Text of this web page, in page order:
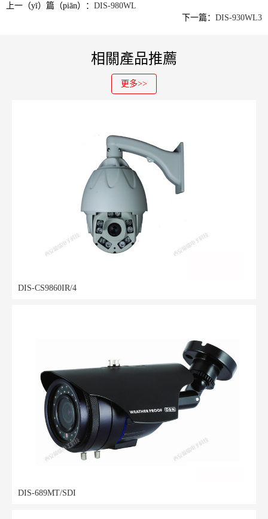
上一（yī）篇（piān）： DIS-980WL
下一篇： DIS-930WL3
相關產品推薦
更多>>
DIS-CS9860IR/4
DIS-689MT/SDI